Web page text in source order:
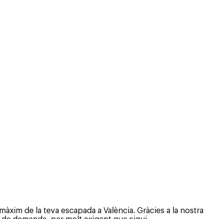
de la teva escapada a València. Gràcies a la nostra